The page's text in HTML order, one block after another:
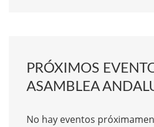
PRÓXIMOS
ASAMBLEA
No hay eventos